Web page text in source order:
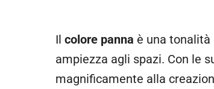
Il colore panna è una tonalità
ampiezza agli spazi. Con le
magnificamente alla